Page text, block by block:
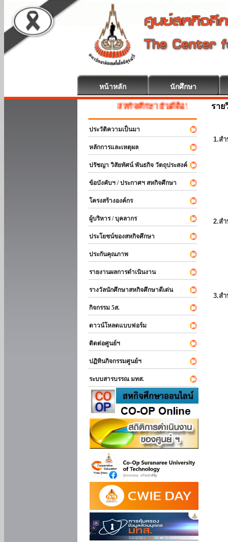
หน้าหลัก นักศึกษา
สหกิจศึกษา ยินดีต้อนรับ
ประวัติความเป็นมา
หลักการและเหตุผล
ปรัชญา วิสัยทัศน์ พันธกิจ วัตถุประสงค์
ข้อบังคับฯ / ประกาศฯ สหกิจศึกษา
โครงสร้างองค์กร
ผู้บริหาร / บุคลากร
ประโยชน์ของสหกิจศึกษา
ประกันคุณภาพ
รายงานผลการดำเนินงาน
รางวัลนักศึกษาสหกิจศึกษาดีเด่น
กิจกรรม 5ส.
ดาวน์โหลดแบบฟอร์ม
ติดต่อศูนย์ฯ
ปฏิทินกิจกรรมศูนย์ฯ
ระบบสารบรรณ มทส.
ราย
1.ส
2.ส
3.ส